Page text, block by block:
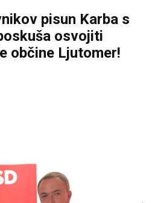
pisun Karba s
osvojiti
občine Ljutomer!